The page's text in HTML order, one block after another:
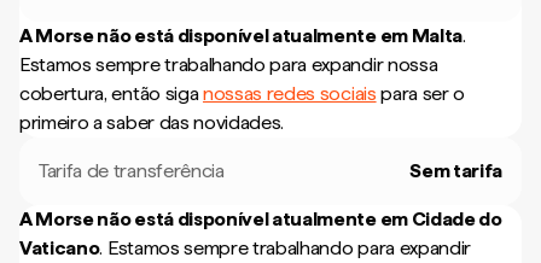
A Morse não está disponível atualmente em Malta.
Estamos sempre trabalhando para expandir nossa
cobertura, então siganossas redes sociais para ser o
primeiro a saber das novidades.
Tarifa de transferência Sem tarifa
A Morse não está disponível atualmente em Cidade do
Vaticano. Estamos sempre trabalhando para expandir